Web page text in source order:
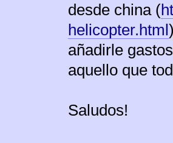
desde china (
helicopter.html
añadirle
aquello que
Saludos!